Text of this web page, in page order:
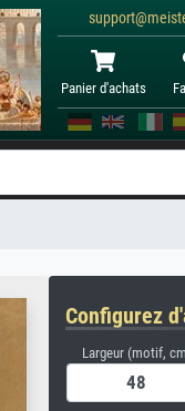
Panier d'achats
Configurez
Largeur (motif,